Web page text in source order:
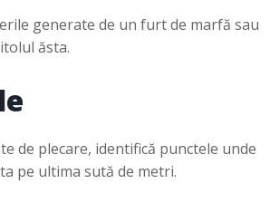
generate de un furt de marfă sau
ăsta.
de plecare, identifică punctele unde
pe ultima sută de metri.